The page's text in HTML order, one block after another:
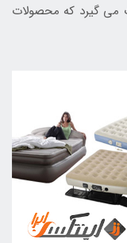
می گیرد که محصولات